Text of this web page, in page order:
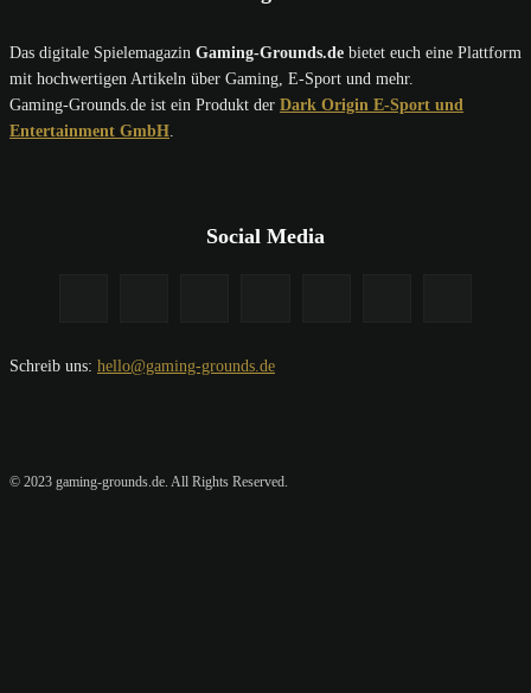
Das digitale Spielemagazin Gaming-Grounds.de bietet euch eine Plattform
mit hochwertigen Artikeln über Gaming, E-Sport und mehr.
Gaming-Grounds.de ist ein Produkt der Dark Origin E-Sport und
Entertainment GmbH
Social Media
Schreib uns: hello@gaming-grounds.de
© 2023 gaming-grounds.de. All Rights Reserved.